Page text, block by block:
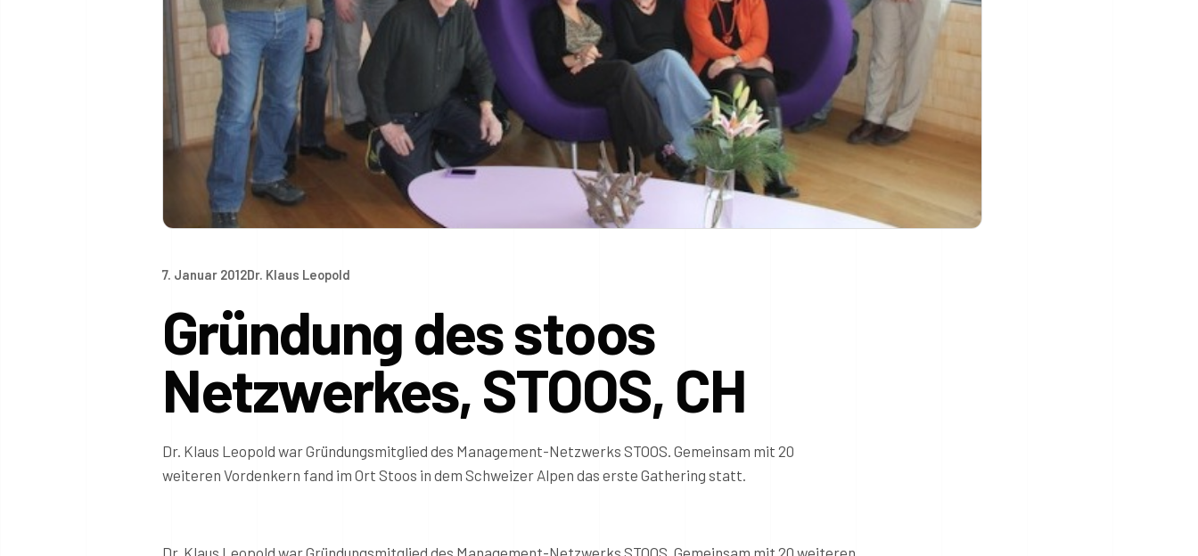
7. Januar 2012Dr. Klaus Leopold
Gründung des stoos
Netzwerkes, STOOS, CH
Dr. Klaus Leopold war Gründungsmitglied des Management-Netzwerks STOOS. Gemeinsam mit 20
weiteren Vordenkern fand im Ort Stoos in dem Schweizer Alpen das erste Gathering statt.
Dr. Klaus Leopold war Gründungsmitglied des Management-Netzwerks STOOS. Gemeinsam mit 20 weiteren